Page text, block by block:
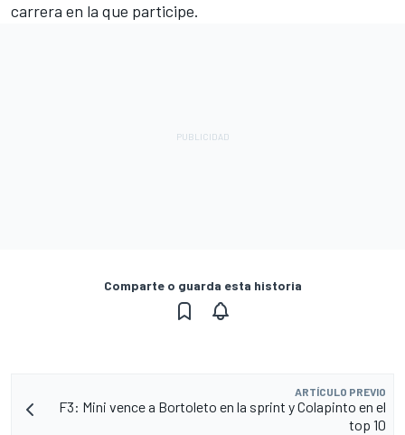
carrera en la que participe.
Comparte o guarda esta historia
ARTÍCULO PREVIO
F3: Mini vence a Bortoleto en la sprint y Colapinto en el
top 10